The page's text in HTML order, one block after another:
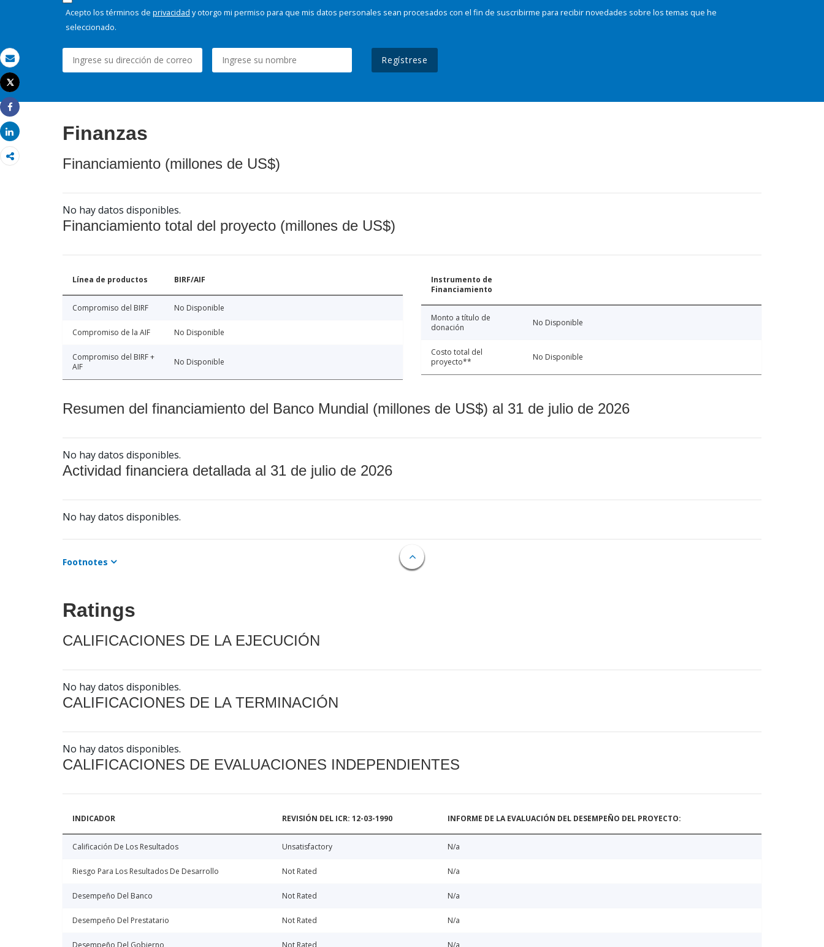
Correo electrónico
Imprimir
Tweet
Share
Share
Acepto los términos de privacidad y otorgo mi permiso para que mis datos personales sean procesados con el fin de suscribirme para recibir novedades sobre los temas que he
seleccionado.
Regístrese
Finanzas
Financiamiento (millones de US$)
No hay datos disponibles.
Financiamiento total del proyecto (millones de US$)
Línea de productos BIRF/AIF
Compromiso del BIRF No Disponible
Compromiso de la AIF No Disponible
Compromiso del BIRF +
AIF
No Disponible
Instrumento de
Financiamiento
Monto a título de
donación
No Disponible
Costo total del
proyecto**
No Disponible
Resumen del financiamiento del Banco Mundial (millones de US$) al 31 de julio de 2026
No hay datos disponibles.
Actividad financiera detallada al 31 de julio de 2026
No hay datos disponibles.
Footnotes
Ratings
CALIFICACIONES DE LA EJECUCIÓN
No hay datos disponibles.
CALIFICACIONES DE LA TERMINACIÓN
No hay datos disponibles.
CALIFICACIONES DE EVALUACIONES INDEPENDIENTES
INDICADOR REVISIÓN DEL ICR: 12-03-1990 INFORME DE LA EVALUACIÓN DEL DESEMPEÑO DEL PROYECTO:
Calificación De Los Resultados Unsatisfactory N/a
Riesgo Para Los Resultados De Desarrollo Not Rated N/a
Desempeño Del Banco Not Rated N/a
Desempeño Del Prestatario Not Rated N/a